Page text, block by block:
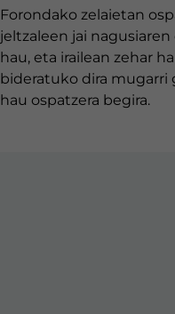
Forondako zelaietan
jeltzaleen jai nagusiaren
hau, eta irailean zehar
bideratuko dira mugarri
hau ospatzera begira.